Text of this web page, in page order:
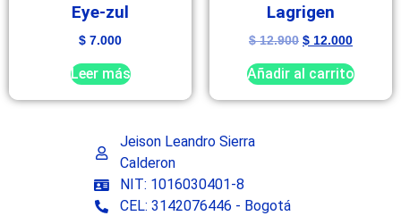
Eye-zul
$ 7.000
Leer más
Lagrigen
$12.900 $ 12.000
Añadir al carrito
Jeison Leandro Sierra
Calderon
NIT: 1016030401-8
CEL: 3142076446 - Bogotá